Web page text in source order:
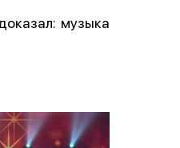
музыка